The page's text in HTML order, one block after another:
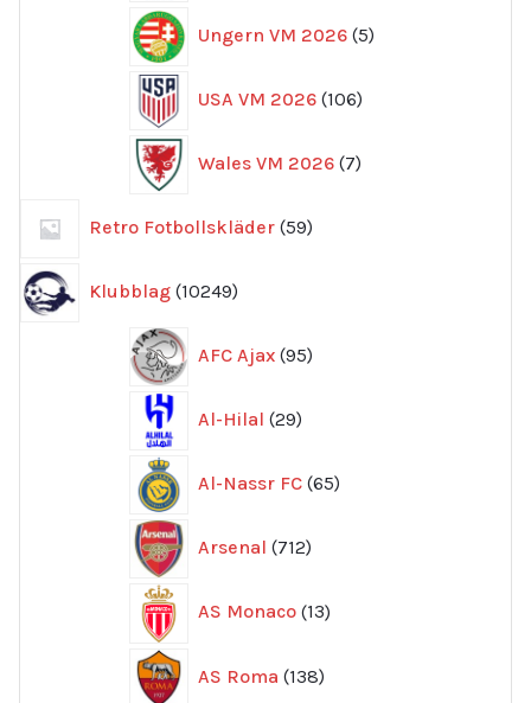
Ungern VM 2026 5
produkter
USA VM 2026 106
produkter
Wales VM 2026 7
produkter
Retro Fotbollskläder 59
produkter
Klubblag 10249
produkter
AFC Ajax 95
produkter
Al-Hilal 29
produkter
Al-Nassr FC 65
produkter
Arsenal 712
produkter
AS Monaco 13
produkter
AS Roma 138
produkter